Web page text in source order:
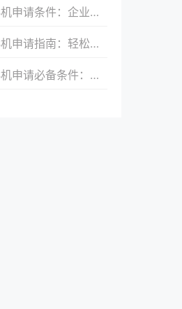
件：企业用户需要注意什么？
指南：轻松接入移动支付
备条件：全面了解政策要求